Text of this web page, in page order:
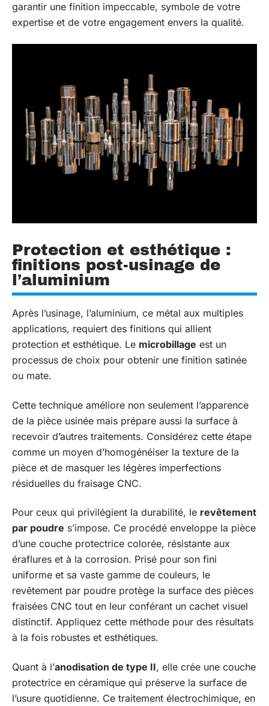
garantir une finition impeccable, symbole de votre
expertise et de votre engagement envers la qualité.
Protection et esthétique :
finitions post-usinage de
l’aluminium
Après l’usinage, l’aluminium, ce métal aux multiples
applications, requiert des finitions qui allient
protection et esthétique. Le microbillage est un
processus de choix pour obtenir une finition satinée
ou mate.
Cette technique améliore non seulement l’apparence
de la pièce usinée mais prépare aussi la surface à
recevoir d’autres traitements. Considérez cette étape
comme un moyen d’homogénéiser la texture de la
pièce et de masquer les légères imperfections
résiduelles du fraisage CNC.
Pour ceux qui privilégient la durabilité, le revêtement
par poudre s’impose. Ce procédé enveloppe la pièce
d’une couche protectrice colorée, résistante aux
éraflures et à la corrosion. Prisé pour son fini
uniforme et sa vaste gamme de couleurs, le
revêtement par poudre protège la surface des pièces
fraisées CNC tout en leur conférant un cachet visuel
distinctif. Appliquez cette méthode pour des résultats
à la fois robustes et esthétiques.
Quant à l’anodisation de type II, elle crée une couche
protectrice en céramique qui préserve la surface de
l’usure quotidienne. Ce traitement électrochimique, en